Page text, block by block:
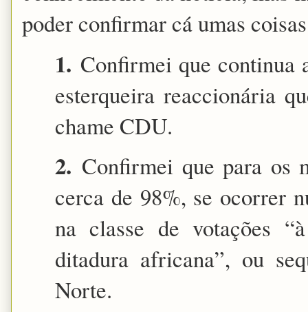
poder confirmar cá umas
1. Confirmei que continua
esterqueirareaccionária
chame CDU.
2. Confirmei que para os
cerca de 98%, se ocorrer
na classe de votações
ditadura africana”, ou
Norte.